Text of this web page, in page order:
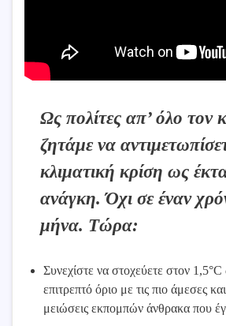
Ως πολίτες απ’ όλο τον
ζητάμε να
κλιματική κρίση ως
ανάγκη. Όχι σε έναν
μήνα. Τώρα:
Συνεχίστε να στοχεύετε στον
επιτρεπτό όριο με τις πιο άμεσες
μειώσεις εκπομπών άνθρακα που